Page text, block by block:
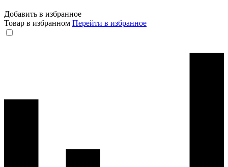
Добавить в избранное
Товар в избранном Перейти в избранное